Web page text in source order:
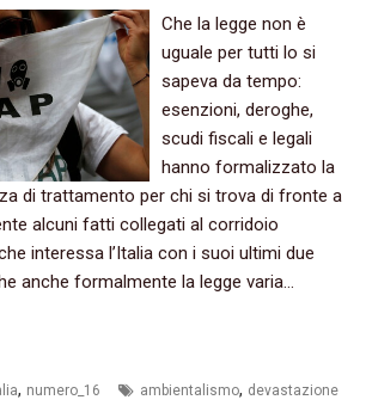
Che la legge non è
uguale per tutti lo si
sapeva da tempo:
esenzioni, deroghe,
scudi fiscali e legali
hanno formalizzato la
di trattamento per chi si trova di fronte a
alcuni fatti collegati al corridoio
interessa l’Italia con i suoi ultimi due
anche formalmente la legge varia…
, numero_16 ambientalismo, devastazione